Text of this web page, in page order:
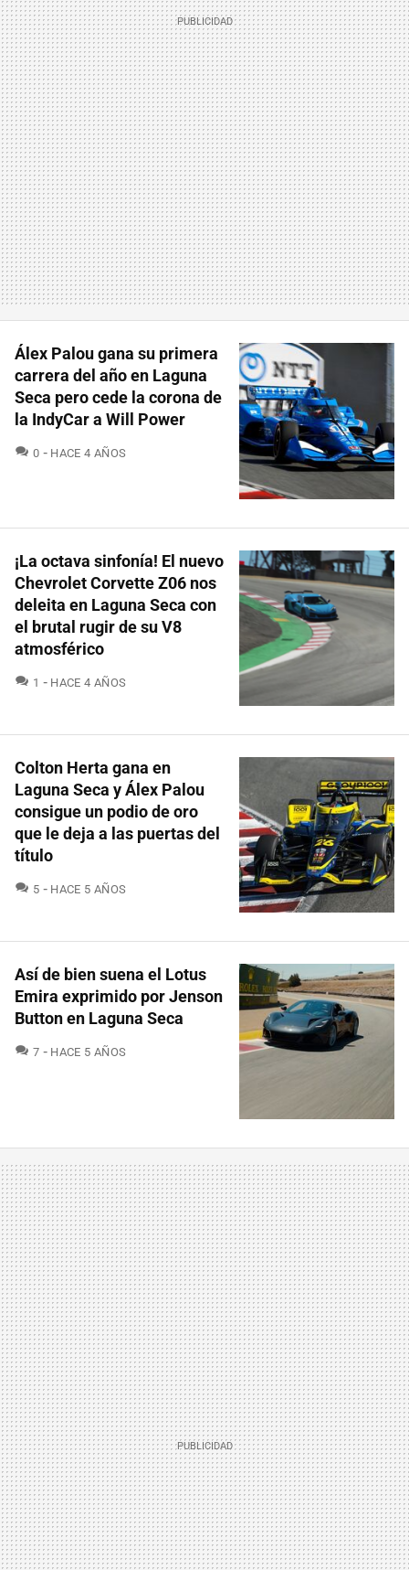
Álex Palou gana su primera
carrera del año en Laguna
Seca pero cede la corona de
la IndyCar a Will Power
0 COMENTARIOS
HACE 4 AÑOS
¡La octava sinfonía! El nuevo
Chevrolet Corvette Z06 nos
deleita en Laguna Seca con
el brutal rugir de su V8
atmosférico
1 COMENTARIOS
HACE 4 AÑOS
Colton Herta gana en
Laguna Seca y Álex Palou
consigue un podio de oro
que le deja a las puertas del
título
5 COMENTARIOS
HACE 5 AÑOS
Así de bien suena el Lotus
Emira exprimido por Jenson
Button en Laguna Seca
7 COMENTARIOS
HACE 5 AÑOS